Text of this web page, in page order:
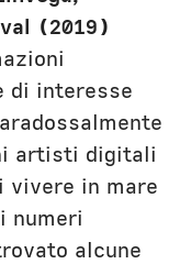
(2019)
di interesse
artisti digitali
vivere in mare
numeri
alcune